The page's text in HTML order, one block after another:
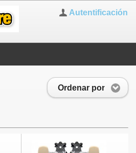
Autentificación
Ordenar por